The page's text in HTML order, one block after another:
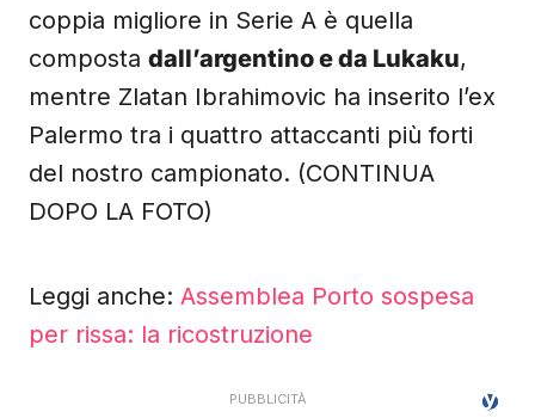
coppia migliore in Serie A è quella
composta dall’argentino e da Lukaku,
mentre Zlatan Ibrahimovic ha inserito l’ex
Palermo tra i quattro attaccanti più forti
del nostro campionato. (CONTINUA
DOPO LA FOTO)
Leggi anche: Assemblea Porto sospesa
per rissa: la ricostruzione